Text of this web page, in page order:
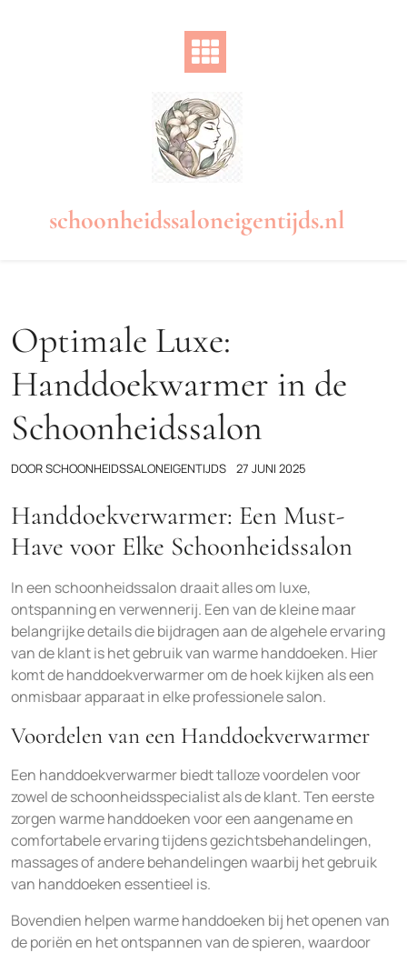
schoonheidssaloneigentijds.nl
Optimale Luxe:
Handdoekwarmer in de
Schoonheidssalon
DOORSCHOONHEIDSSALONEIGENTIJDS 27 JUNI 2025
Handdoekverwarmer: Een Must-
Have voor Elke Schoonheidssalon
In een schoonheidssalon draait alles om luxe,
ontspanning en verwennerij. Een van de kleine maar
belangrijke details die bijdragen aan de algehele ervaring
van de klant is het gebruik van warme handdoeken. Hier
komt de handdoekverwarmer om de hoek kijken als een
onmisbaar apparaat in elke professionele salon.
Voordelen van een Handdoekverwarmer
Een handdoekverwarmer biedt talloze voordelen voor
zowel de schoonheidsspecialist als de klant. Ten eerste
zorgen warme handdoeken voor een aangename en
comfortabele ervaring tijdens gezichtsbehandelingen,
massages of andere behandelingen waarbij het gebruik
van handdoeken essentieel is.
Bovendien helpen warme handdoeken bij het openen van
de poriën en het ontspannen van de spieren, waardoor